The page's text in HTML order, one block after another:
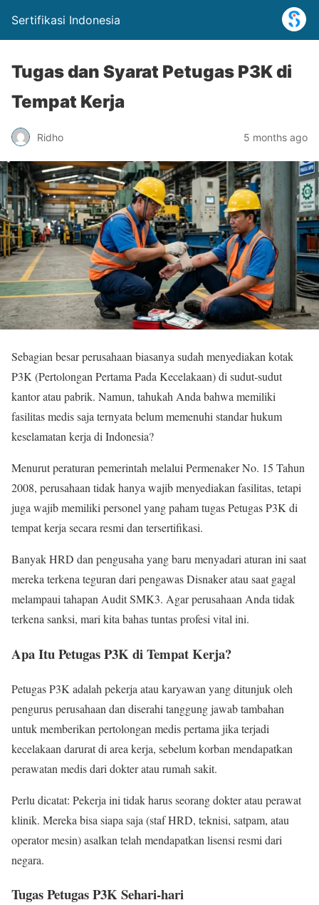
Sertifikasi Indonesia
Tugas dan Syarat Petugas P3K di
Tempat Kerja
Ridho 5 months ago
Sebagian besar perusahaan biasanya sudah menyediakan kotak
P3K (Pertolongan Pertama Pada Kecelakaan) di sudut-sudut
kantor atau pabrik. Namun, tahukah Anda bahwa memiliki
fasilitas medis saja ternyata belum memenuhi standar hukum
keselamatan kerja di Indonesia?
Menurut peraturan pemerintah melalui Permenaker No. 15 Tahun
2008, perusahaan tidak hanya wajib menyediakan fasilitas, tetapi
juga wajib memiliki personel yang paham tugas Petugas P3K di
tempat kerja secara resmi dan tersertifikasi.
Banyak HRD dan pengusaha yang baru menyadari aturan ini saat
mereka terkena teguran dari pengawas Disnaker atau saat gagal
melampaui tahapan Audit SMK3. Agar perusahaan Anda tidak
terkena sanksi, mari kita bahas tuntas profesi vital ini.
Apa Itu Petugas P3K di Tempat Kerja?
Petugas P3K adalah pekerja atau karyawan yang ditunjuk oleh
pengurus perusahaan dan diserahi tanggung jawab tambahan
untuk memberikan pertolongan medis pertama jika terjadi
kecelakaan darurat di area kerja, sebelum korban mendapatkan
perawatan medis dari dokter atau rumah sakit.
Perlu dicatat: Pekerja ini tidak harus seorang dokter atau perawat
klinik. Mereka bisa siapa saja (staf HRD, teknisi, satpam, atau
operator mesin) asalkan telah mendapatkan lisensi resmi dari
negara.
Tugas Petugas P3K Sehari-hari